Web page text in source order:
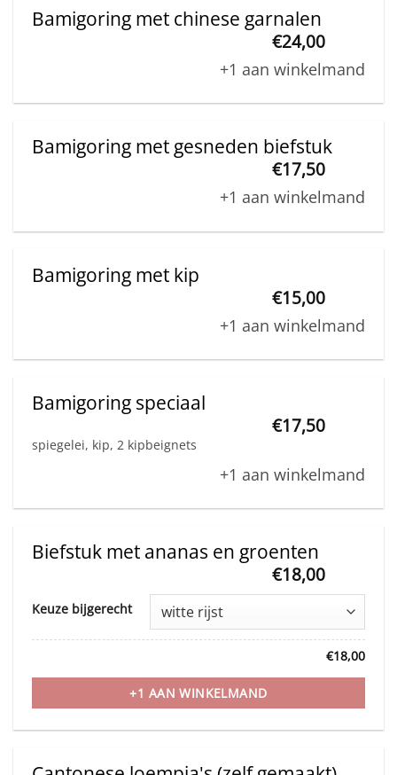
Bamigoring met chinese garnalen
€24,00
+1 aan winkelmand
Bamigoring met gesneden biefstuk
€17,50
+1 aan winkelmand
Bamigoring met kip
€15,00
+1 aan winkelmand
Bamigoring speciaal
€17,50
spiegelei, kip, 2 kipbeignets
+1 aan winkelmand
Biefstuk met ananas en groenten
€18,00
product
has
may
Keuze bijgerecht
€18,00
+1 AAN WINKELMAND